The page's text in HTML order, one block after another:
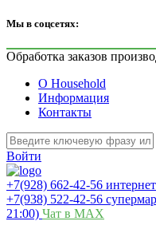
Мы в соцсетях:
Обработка заказов
О Household
Информация
Контакты
Войти
+7(928) 662-42-56
+7(938) 522-42-56
21:00) Чат в MAX